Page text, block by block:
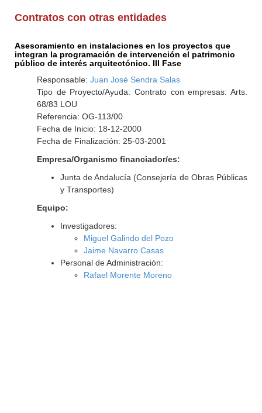
Contratos con otras entidades
Asesoramiento en instalaciones en los proyectos que
integran la programación de intervención el patrimonio
público de interés arquitectónico. III Fase
Responsable: Juan José Sendra Salas
Tipo de Proyecto/Ayuda: Contrato con empresas: Arts.
68/83 LOU
Referencia: OG-113/00
Fecha de Inicio: 18-12-2000
Fecha de Finalización: 25-03-2001
Empresa/Organismo financiador/es:
Junta de Andalucía (Consejería de Obras Públicas
y Transportes)
Equipo:
Investigadores:
Miguel Galindo del Pozo
Jaime Navarro Casas
Personal de Administración:
Rafael Morente Moreno